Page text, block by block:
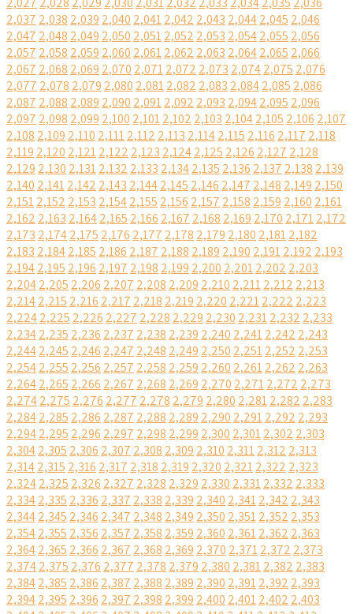
2,037 2,038 2,039 2,040 2,0412,042 2,043 2,0442,045 2,046
2,047 2,048 2,049 2,050 2,0512,052 2,053 2,0542,055 2,056
2,057 2,058 2,059 2,060 2,0612,062 2,063 2,0642,065 2,066
2,067 2,068 2,069 2,070 2,0712,072 2,073 2,0742,075 2,076
2,077 2,078 2,079 2,080 2,0812,082 2,083 2,0842,085 2,086
2,087 2,088 2,089 2,090 2,0912,092 2,093 2,0942,095 2,096
2,097 2,098 2,099 2,100 2,1012,102 2,103 2,1042,105 2,106 2,107
2,108 2,109 2,110 2,1112,112 2,113 2,1142,115 2,116 2,117 2,118
2,119 2,120 2,1212,122 2,123 2,1242,125 2,126 2,127 2,128
2,129 2,130 2,1312,132 2,133 2,1342,135 2,136 2,137 2,138 2,139
2,140 2,1412,142 2,143 2,1442,145 2,146 2,147 2,148 2,149 2,150
2,1512,152 2,153 2,1542,155 2,156 2,157 2,158 2,159 2,160 2,161
2,162 2,163 2,1642,165 2,166 2,167 2,168 2,169 2,170 2,1712,172
2,173 2,1742,175 2,176 2,177 2,178 2,179 2,180 2,1812,182
2,183 2,1842,185 2,186 2,187 2,188 2,189 2,190 2,1912,192 2,193
2,1942,195 2,196 2,197 2,198 2,199 2,200 2,2012,202 2,203
2,2042,205 2,206 2,207 2,208 2,209 2,210 2,2112,212 2,213
2,2142,215 2,216 2,217 2,218 2,219 2,220 2,2212,222 2,223
2,2242,225 2,226 2,227 2,228 2,229 2,230 2,2312,232 2,233
2,2342,235 2,236 2,237 2,238 2,239 2,240 2,2412,242 2,243
2,2442,245 2,246 2,247 2,248 2,249 2,250 2,2512,252 2,253
2,2542,255 2,256 2,257 2,258 2,259 2,260 2,2612,262 2,263
2,2642,265 2,266 2,267 2,268 2,269 2,270 2,2712,272 2,273
2,2742,275 2,276 2,277 2,278 2,279 2,280 2,2812,282 2,283
2,2842,285 2,286 2,287 2,288 2,289 2,290 2,2912,292 2,293
2,2942,295 2,296 2,297 2,298 2,299 2,300 2,3012,302 2,303
2,3042,305 2,306 2,307 2,308 2,309 2,310 2,3112,312 2,313
2,3142,315 2,316 2,317 2,318 2,319 2,320 2,3212,322 2,323
2,3242,325 2,326 2,327 2,328 2,329 2,330 2,3312,332 2,333
2,3342,335 2,336 2,337 2,338 2,339 2,340 2,3412,342 2,343
2,3442,345 2,346 2,347 2,348 2,349 2,350 2,3512,352 2,353
2,3542,355 2,356 2,357 2,358 2,359 2,360 2,3612,362 2,363
2,3642,365 2,366 2,367 2,368 2,369 2,370 2,3712,372 2,373
2,3742,375 2,376 2,377 2,378 2,379 2,380 2,3812,382 2,383
2,3842,385 2,386 2,387 2,388 2,389 2,390 2,3912,392 2,393
2,3942,395 2,396 2,397 2,398 2,399 2,400 2,4012,402 2,403